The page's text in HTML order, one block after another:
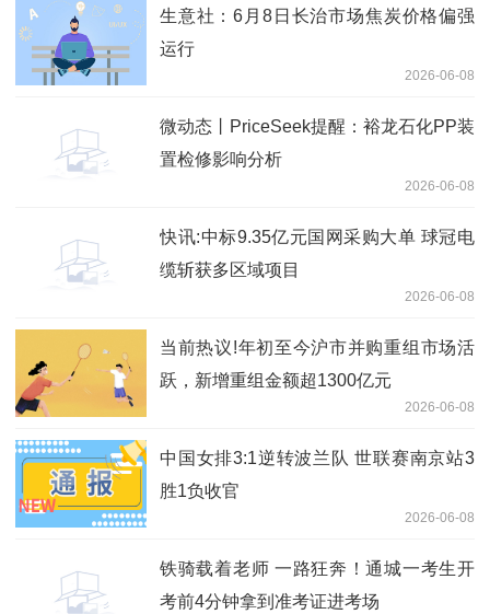
生意社：6月8日长治市场焦炭价格偏强
运行
2026-06-08
微动态丨PriceSeek提醒：裕龙石化PP装
置检修影响分析
2026-06-08
快讯:中标9.35亿元国网采购大单 球冠电
缆斩获多区域项目
2026-06-08
当前热议!年初至今沪市并购重组市场活
跃，新增重组金额超1300亿元
2026-06-08
中国女排3:1逆转波兰队 世联赛南京站3
胜1负收官
2026-06-08
铁骑载着老师 一路狂奔！通城一考生开
考前4分钟拿到准考证进考场